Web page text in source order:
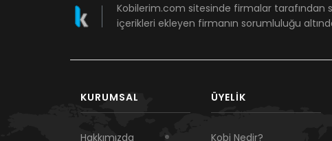
Kobilerim.com sitesinde firmalar tarafından
içerikleri ekleyen firmanın sorumluluğu
KURUMSAL
Hakkımızda
ÜYELIK
Kobi Nedir?